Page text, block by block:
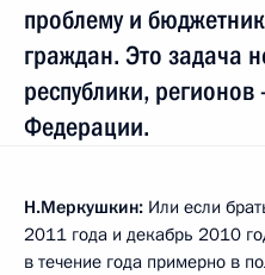
проблему и
граждан. Это задача
республики, регионов
Федерации.
Н.Меркушкин: Или если
2011 года и декабрь 2010
в течение года примерно в